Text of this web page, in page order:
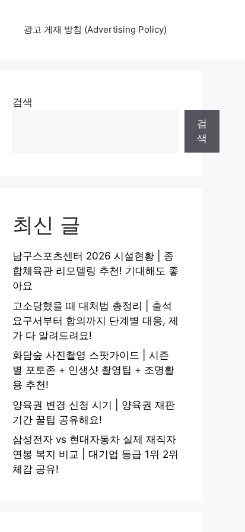
광고 게재 방침 (Advertising Policy)
검색
검
색
최신 글
남구스포츠센터 2026 시설현황 | 종
합체육관 리모델링 추천! 기대해도 좋
아요
고소당했을 때 대처법 총정리 | 출석
요구서부터 합의까지 단계별 대응, 제
가 다 알려드려요!
화담숲 사진촬영 스팟가이드 | 시즌
별 포토존 + 인생샷 촬영팁 + 조명활
용 추천!
양육권 변경 신청 시기 | 양육권 재판
기간 꿀팁 공유해요!
삼성전자 vs 현대자동차 실제 재직자
연봉 복지 비교 | 대기업 등급 1위 2위
체감 공유!